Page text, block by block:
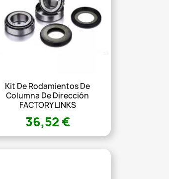
Kit De Rodamientos De
Columna De Dirección
FACTORY LINKS
36,52 €